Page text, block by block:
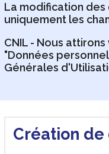
La modification des
uniquement les
CNIL - Nous
"Données
Générales
Création